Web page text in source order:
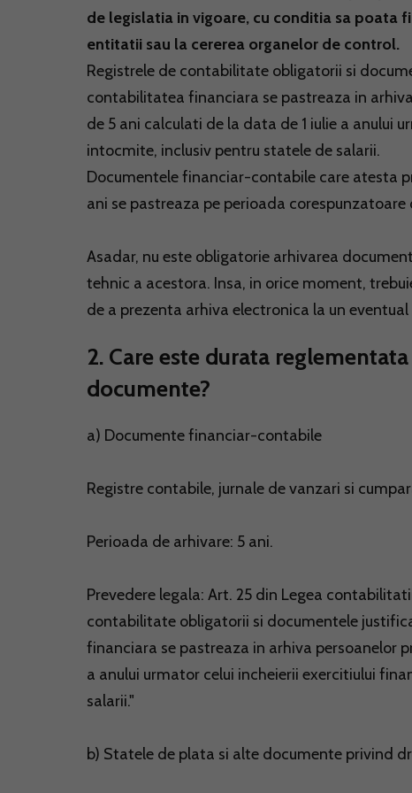
de legislatia in vigoare, cu conditia sa poata
entitatii sau la cererea organelor de control.
Registrele de contabilitate obligatorii si
contabilitatea financiara se pastreaza in
de 5 ani calculati de la data de 1 iulie a anului
intocmite, inclusiv pentru statele de salarii.
Documentele financiar-contabile care atesta
ani se pastreaza pe perioada
Asadar, nu este obligatorie arhivarea
tehnic a acestora. Insa, in orice moment,
de a prezenta arhiva electronica la un
2. Care este durata
documente?
a) Documente financiar-contabile
Registre contabile, jurnale de vanzari si
Perioada de arhivare: 5 ani.
Prevedere legala: Art. 25 din Legea
contabilitate obligatorii si documentele
financiara se pastreaza in arhiva persoanelor
a anului urmator celui incheierii exercitiului
salarii."
b) Statele de plata si alte documente privind